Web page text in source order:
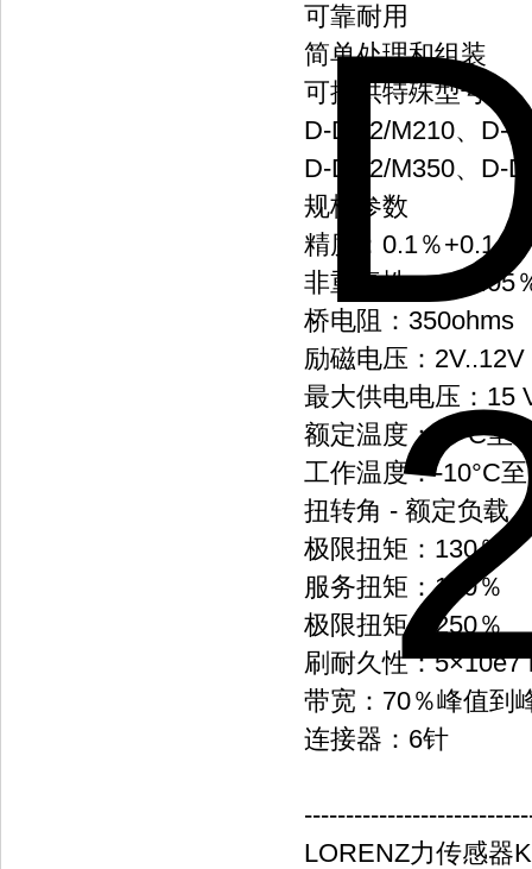
可靠耐用
简单处理和组装
可提供特殊型号
D-DR2/M210、D-
D-DR2/M350、D-
规格参数
精度：0.1％+0.1％
非重复性：+/-0.05
桥电阻：350ohms
励磁电压：2V..12V
最大供电电压：15
额定温度：-5°C至
工作温度：-10°C
扭转角 - 额定负载
极限扭矩：130％
服务扭矩：120％
极限扭矩：250％
刷耐久性：5×10e7
带宽：70％峰值到
连接器：6针
LORENZ力传感器